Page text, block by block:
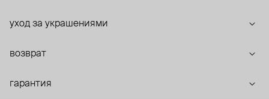
уход за украшениями
возврат
гарантия